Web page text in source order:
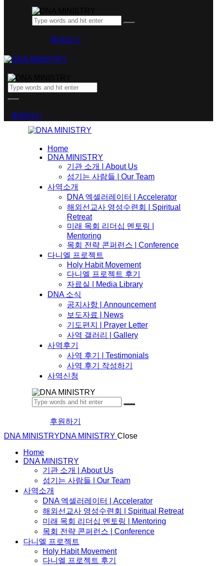
후원하기
후원하기
Home
DNA MINISTRY
기관 소개 | About Us
섬기는 사람들 | Our Team
사역소개
DNA 엑셀러레이터​ | Accelerator
해외선교사 영성수련회 | Spiritual
Retreat
미래 목회 리더십 멘토링 |
Mentoring
목회 전략 콘퍼런스 | Conference
다니엘 프로젝트
Holy Habit Movement
다니엘 프로젝트 후기
자료실 | Media Library
DNA 소식
공지사항 | Announcement
보도자료 | News
기도편지 | Prayer Letter
사역 갤러리 | Gallery
사역후기
사역 후기 | Testimonials
사역 후기 작성하기
사역신청
후원하기
DNA MINISTRYDNA MINISTRY Close
Home
DNA MINISTRY
기관 소개 | About Us
섬기는 사람들 | Our Team
사역소개
DNA 엑셀러레이터​ | Accelerator
해외선교사 영성수련회 | Spiritual Retreat
미래 목회 리더십 멘토링 | Mentoring
목회 전략 콘퍼런스 | Conference
다니엘 프로젝트
Holy Habit Movement
다니엘 프로젝트 후기